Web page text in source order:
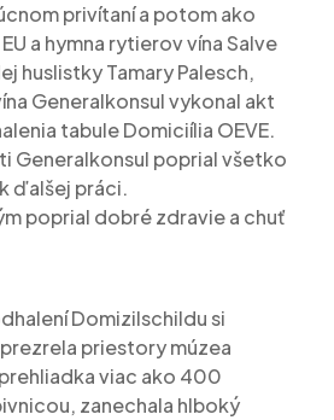
privítaní a potom ako
a hymna rytierov vína Salve
huslistky Tamary Palesch,
Generalkonsul vykonal akt
tabule Domiciília OEVE.
Generalkonsul poprial všetko
ďalšej práci.
poprial dobré zdravie a chuť
Domizilschildu si
priestory múzea
viac ako 400
zanechala hlboký